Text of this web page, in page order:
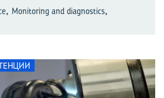
, Monitoring and diagnostics,